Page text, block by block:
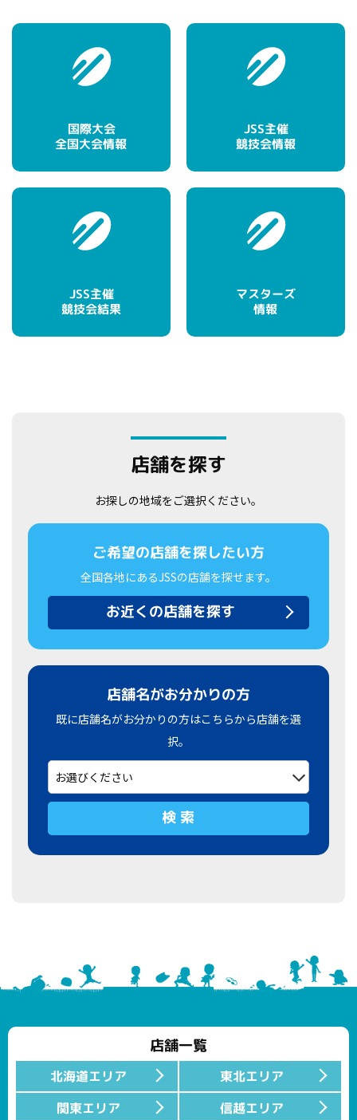
国際大会
全国大会情報
JSS主催
競技会情報
JSS主催
競技会結果
マスターズ
情報
店舗を探す
お探しの地域をご選択ください。
ご希望の店舗を探したい方
全国各地にあるJSSの店舗を探せます。
お近くの店舗を探す
店舗名がお分かりの方
既に店舗名がお分かりの方はこちらから店舗を選
択。
検 索
店舗一覧
北海道エリア
東北エリア
関東エリア
信越エリア